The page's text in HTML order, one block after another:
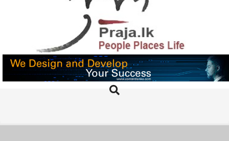
PRAJA.LK
Search